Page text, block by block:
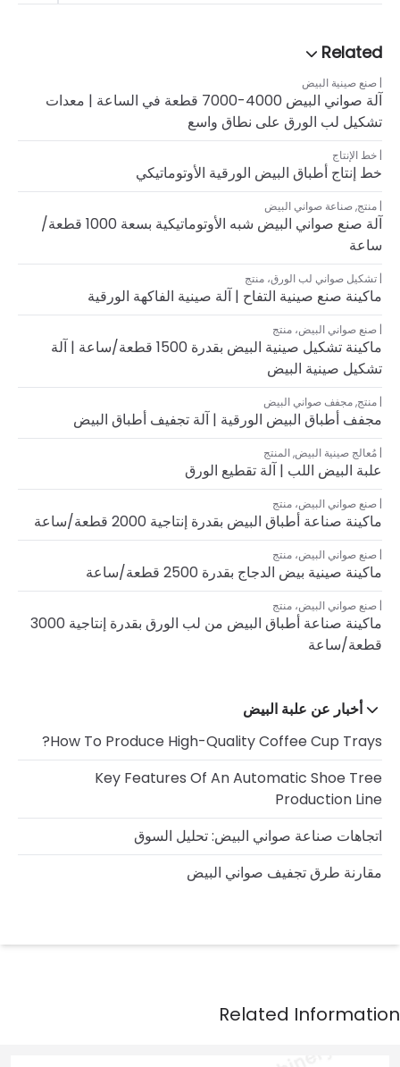
صنع صينية البيض
آلة صواني البيض 4000-7000 قطعة في الساعة | معدات
تشكيل لب الورق على نطاق واسع
خط الإنتاج
خط إنتاج أطباق البيض الورقية الأوتوماتيكي
منتج,صناعة صواني البيض
آلة صنع صواني البيض شبه الأوتوماتيكية بسعة 1000 قطعة/
ساعة
تشكيل صواني لب الورق، منتج
ماكينة صنع صينية التفاح | آلة صينية الفاكهة الورقية
صنع صواني البيض، منتج
ماكينة تشكيل صينية البيض بقدرة 1500 قطعة/ساعة | آلة
تشكيل صينية البيض
منتج,مجفف صواني البيض
مجفف أطباق البيض الورقية | آلة تجفيف أطباق البيض
مُعالج صينية البيض,المنتج
علبة البيض اللب | آلة تقطيع الورق
صنع صواني البيض، منتج
ماكينة صناعة أطباق البيض بقدرة إنتاجية 2000 قطعة/ساعة
صنع صواني البيض، منتج
ماكينة صينية بيض الدجاج بقدرة 2500 قطعة/ساعة
صنع صواني البيض، منتج
ماكينة صناعة أطباق البيض من لب الورق بقدرة إنتاجية 3000
قطعة/ساعة
أخبار عن علبة البيض
How To Produce High-Quality Coffee Cup Trays?
Key Features Of An Automatic Shoe Tree
Production Line
اتجاهات صناعة صواني البيض: تحليل السوق
مقارنة طرق تجفيف صواني البيض